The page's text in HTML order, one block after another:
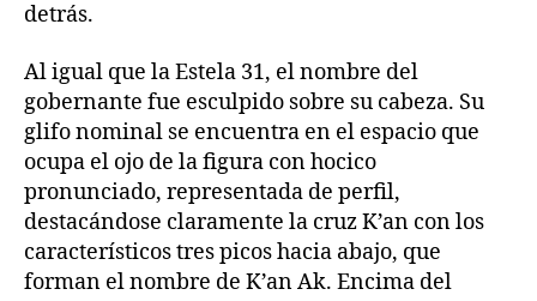
detrás.
Al igual que la Estela 31, el nombre del
gobernante fue esculpido sobre su cabeza. Su
glifo nominal se encuentra en el espacio que
ocupa el ojo de la figura con hocico
pronunciado, representada de perfil,
destacándose claramente la cruz K’an con los
característicos tres picos hacia abajo, que
forman el nombre de K’an Ak. Encima del